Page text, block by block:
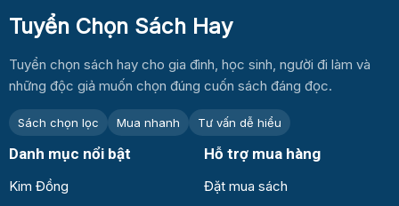
Tuyển Chọn Sách Hay
Tuyển chọn sách hay cho gia đình, học sinh, người đi làm và
những độc giả muốn chọn đúng cuốn sách đáng đọc.
Sách chọn lọc Mua nhanh Tư vấn dễ hiểu
Danh mục nổi bật
Kim Đồng
Hỗ trợ mua hàng
Đặt mua sách